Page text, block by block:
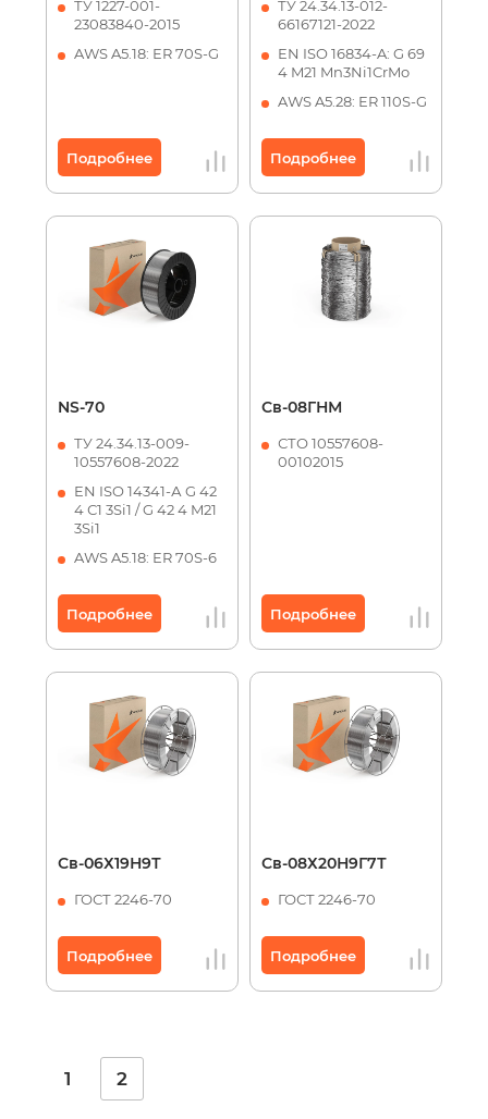
ТУ 1227-001-
23083840-2015
AWS A5.18: ER 70S-G
Подробнее
ТУ 24.34.13-012-
66167121-2022
EN ISO 16834-A: G 69
4 M21 Mn3Ni1CrMo
AWS A5.28: ER 110S-G
Подробнее
NS-70
ТУ 24.34.13-009-
10557608-2022
EN ISO 14341-А G 42
4 С1 3Si1 / G 42 4 M21
3Si1
AWS A5.18: ER 70S-6
Подробнее
Св-08ГНМ
СТО 10557608-
00102015
Подробнее
Св-06Х19Н9Т
ГОСТ 2246-70
Подробнее
Св-08Х20Н9Г7Т
ГОСТ 2246-70
Подробнее
1 2